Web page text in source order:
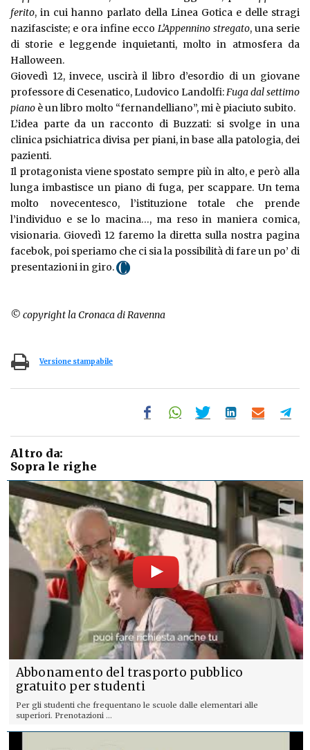
ferito, in cui hanno parlato della Linea Gotica e delle stragi
nazifasciste; e ora infine ecco L’Appennino stregato, una serie
di storie e leggende inquietanti, molto in atmosfera da
Halloween.
Giovedì 12, invece, uscirà il libro d’esordio di un giovane
professore di Cesenatico, Ludovico Landolfi:Fuga dal settimo
piano è un libro molto “fernandelliano”, mi è piaciuto subito.
L’idea parte da un racconto di Buzzati: si svolge in una
clinica psichiatrica divisa per piani, in base alla patologia, dei
pazienti.
Il protagonista viene spostato sempre più in alto, e però alla
lunga imbastisce un piano di fuga, per scappare. Un tema
molto novecentesco, l’istituzione totale che prende
l’individuo e se lo macina…, ma reso in maniera comica,
visionaria. Giovedì 12 faremo la diretta sulla nostra pagina
facebok, poi speriamo che ci sia la possibilità di fare un po’ di
presentazioni in giro.
© copyright la Cronaca di Ravenna
Versione stampabile
Altro da:
Sopra le righe
Abbonamento del trasporto pubblico
gratuito per studenti
Per gli studenti che frequentano le scuole dalle elementari alle
superiori. Prenotazioni ...